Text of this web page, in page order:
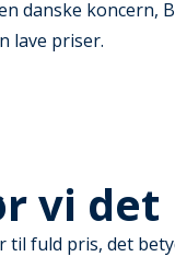
danske
lave priser.
vi det
fuld pris, det